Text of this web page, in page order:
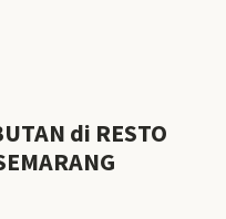
di RESTO